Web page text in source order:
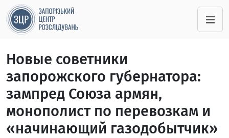
Новые советники
запорожского губернатора:
зампред Союза армян,
монополист по перевозкам и
«начинающий газодобытчик»